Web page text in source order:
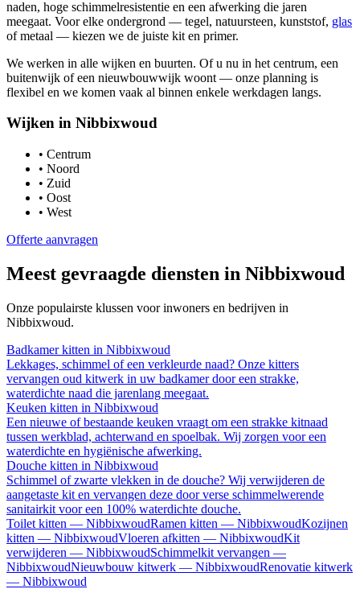
naden, hoge schimmelresistentie en een afwerking die jaren
meegaat. Voor elke ondergrond — tegel, natuursteen, kunststof, glas
of metaal — kiezen we de juiste kit en primer.
We werken in alle wijken en buurten. Of u nu in het centrum, een
buitenwijk of een nieuwbouwwijk woont — onze planning is
flexibel en we komen vaak al binnen enkele werkdagen langs.
Wijken in Nibbixwoud
• Centrum
• Noord
• Zuid
• Oost
• West
Offerte aanvragen
Meest gevraagde diensten in Nibbixwoud
Onze populairste klussen voor inwoners en bedrijven in
Nibbixwoud.
Badkamer kitten in Nibbixwoud
Lekkages, schimmel of een verkleurde naad? Onze kitters
vervangen oud kitwerk in uw badkamer door een strakke,
waterdichte naad die jarenlang meegaat.
Keuken kitten in Nibbixwoud
Een nieuwe of bestaande keuken vraagt om een strakke kitnaad
tussen werkblad, achterwand en spoelbak. Wij zorgen voor een
waterdichte en hygiënische afwerking.
Douche kitten in Nibbixwoud
Schimmel of zwarte vlekken in de douche? Wij verwijderen de
aangetaste kit en vervangen deze door verse schimmelwerende
sanitairkit voor een 100% waterdichte douche.
Toilet kitten — NibbixwoudRamen kitten — NibbixwoudKozijnen
kitten — NibbixwoudVloeren afkitten — NibbixwoudKit
verwijderen — NibbixwoudSchimmelkit vervangen —
NibbixwoudNieuwbouw kitwerk — NibbixwoudRenovatie kitwerk
— Nibbixwoud